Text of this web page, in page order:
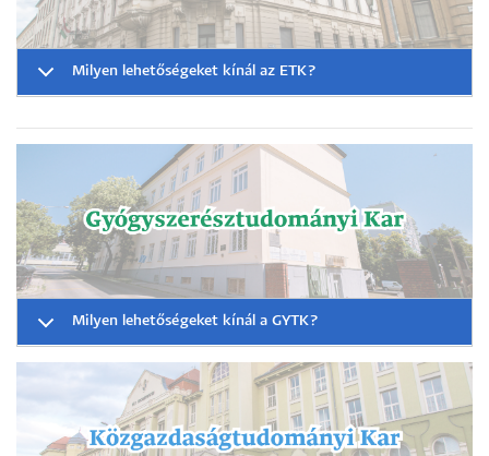
Milyen lehetőségeket kínál az ETK?
Milyen lehetőségeket kínál a GYTK?